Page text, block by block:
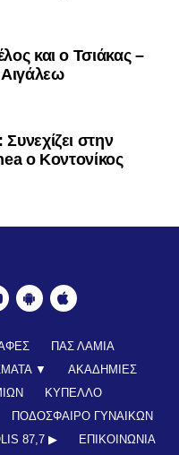
και ο Τσιάκας –
Αιγάλεω
στην
ο Κοντονίκος
ΠΑΣ ΛΑΜΙΑ
▼
ΑΚΑΔΗΜΙΕΣ
ΚΥΠΕΛΛΟ
ΠΟΔΟΣΦΑΙΡΟ ΓΥΝΑΙΚΩΝ
87,7 ▶︎ ΕΠΙΚΟΙΝΩΝΊΑ